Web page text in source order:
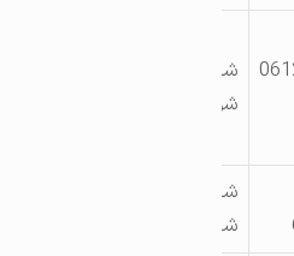
شهرک صنعتی
شوشتر0
شهرک صنعتی
شماره1شوشتر